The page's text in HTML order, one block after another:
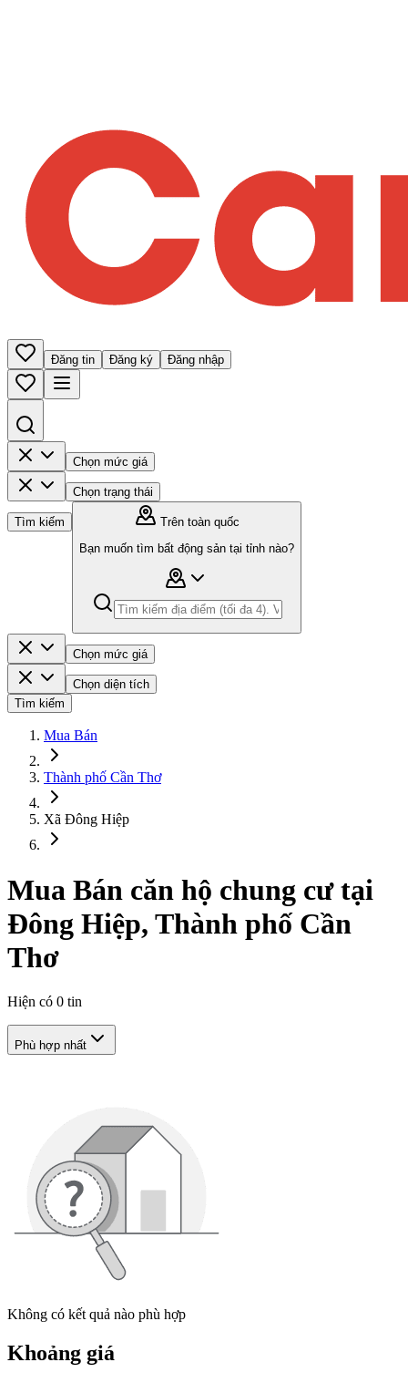
Đăng tin Đăng ký Đăng nhập
Chọn mức giá
Chọn trạng thái
Tìm kiếm
Trên toàn quốc
Bạn muốn tìm bất động sản tại tỉnh nào?
Chọn mức giá
Chọn diện tích
Tìm kiếm
Mua Bán
Thành phố Cần Thơ
Xã Đông Hiệp
Mua Bán căn hộ chung cư tại
Đông Hiệp, Thành phố Cần
Thơ
Hiện có 0 tin
Phù hợp nhất
Không có kết quả nào phù hợp
Khoảng giá